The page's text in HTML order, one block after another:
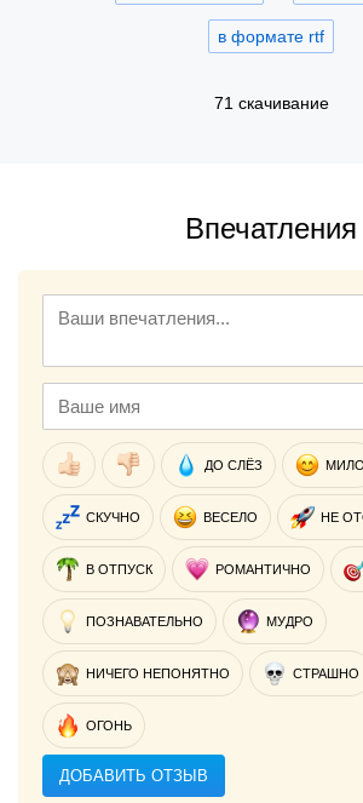
в формате rtf
71 скачивание
Впечатления
ДО СЛЁЗ МИЛО
СКУЧНО ВЕСЕЛО НЕ
В ОТПУСК РОМАНТИЧНО
ПОЗНАВАТЕЛЬНО МУДРО
НИЧЕГО НЕПОНЯТНО СТРАШНО
ОГОНЬ
ДОБАВИТЬ ОТЗЫВ